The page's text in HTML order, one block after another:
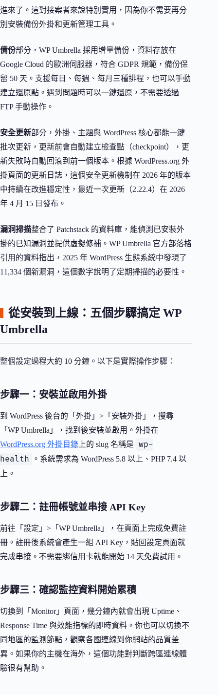
進來了。這對接案者來說特別實用，因為你不需要再分
別安裝備份外掛和更新管理工具。
備份部分，WP Umbrella 採用增量備份，資料存放在
Google Cloud 的歐洲伺服器，符合 GDPR 規範，備份保
留 50 天。支援每日、每週、每月三種排程，也可以手動
建立還原點。遇到問題時可以一鍵還原，不需要透過
FTP 手動操作。
安全更新部分，外掛、主題與 WordPress 核心都能一鍵
批次更新，更新前會自動建立檢查點（checkpoint），更
新失敗時自動回滾到前一個版本。根據 WordPress.org 外
掛頁面的更新日誌，這個安全更新機制在 2026 年的版本
中持續在改進穩定性，最近一次更新（2.22.4）在 2026
年 4 月 15 日發布。
漏洞掃描整合了 Patchstack 的資料庫，能偵測已安裝外
掛的已知漏洞並提供虛擬修補。WP Umbrella 官方部落格
引用的資料指出，2025 年 WordPress 生態系統中發現了
11,334 個新漏洞，這個數字說明了定期掃描的必要性。
從安裝到上線：五個步驟搞定 WP
Umbrella
整個設定過程大約 10 分鐘。以下是實際操作步驟：
步驟一：安裝並啟用外掛
到 WordPress 後台的「外掛」>「安裝外掛」，搜尋
「WP Umbrella」，找到後安裝並啟用。外掛在
WordPress.org 外掛目錄 上的 slug 名稱是
wp-
health
。系統需求為 WordPress 5.8 以上、PHP 7.4 以
上。
步驟二：註冊帳號並串接 API Key
前往「設定」>「WP Umbrella」，在頁面上完成免費註
冊。註冊後系統會產生一組 API Key，貼回設定頁面就
完成串接。不需要綁信用卡就能開始 14 天免費試用。
步驟三：確認監控資料開始累積
切換到「Monitor」頁面，幾分鐘內就會出現 Uptime、
Response Time 與效能指標的即時資料。你也可以切換不
同地區的監測節點，觀察各國連線到你網站的品質差
異。如果你的主機在海外，這個功能對判斷跨區連線體
驗很有幫助。